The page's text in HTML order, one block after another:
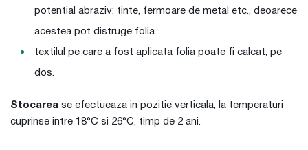
potential abraziv: tinte, fermoare de metal etc., deoarece
acestea pot distruge folia.
textilul pe care a fost aplicata folia poate fi calcat, pe
dos.
Stocarea se efectueaza in pozitie verticala, la temperaturi
cuprinse intre 18°C si 26°C, timp de 2 ani.